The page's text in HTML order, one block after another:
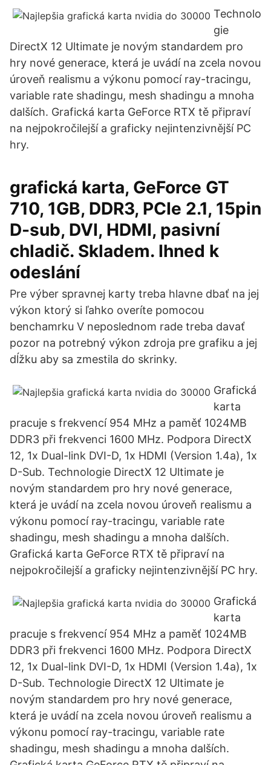
Technolo
gie
DirectX 12 Ultimate je novým standardem pro
hry nové generace, která je uvádí na zcela novou
úroveň realismu a výkonu pomocí ray-tracingu,
variable rate shadingu, mesh shadingu a mnoha
dalších. Grafická karta GeForce RTX tě připraví
na nejpokročilejší a graficky nejintenzivnější PC
hry.
grafická karta, GeForce GT
710, 1GB, DDR3, PCIe 2.1, 15pin
D-sub, DVI, HDMI, pasivní
chladič. Skladem. Ihned k
odeslání
Pre výber spravnej karty treba hlavne dbať na jej
výkon ktorý si ľahko overíte pomocou
benchamrku V neposlednom rade treba davať
pozor na potrebný výkon zdroja pre grafiku a jej
dĺžku aby sa zmestila do skrinky.
Grafická
karta
pracuje s frekvencí 954 MHz a paměť 1024MB
DDR3 při frekvenci 1600 MHz. Podpora DirectX
12, 1x Dual-link DVI-D, 1x HDMI (Version 1.4a), 1x
D-Sub. Technologie DirectX 12 Ultimate je
novým standardem pro hry nové generace,
která je uvádí na zcela novou úroveň realismu a
výkonu pomocí ray-tracingu, variable rate
shadingu, mesh shadingu a mnoha dalších.
Grafická karta GeForce RTX tě připraví na
nejpokročilejší a graficky nejintenzivnější PC hry.
Grafická
karta
pracuje s frekvencí 954 MHz a paměť 1024MB
DDR3 při frekvenci 1600 MHz. Podpora DirectX
12, 1x Dual-link DVI-D, 1x HDMI (Version 1.4a), 1x
D-Sub. Technologie DirectX 12 Ultimate je
novým standardem pro hry nové generace,
která je uvádí na zcela novou úroveň realismu a
výkonu pomocí ray-tracingu, variable rate
shadingu, mesh shadingu a mnoha dalších.